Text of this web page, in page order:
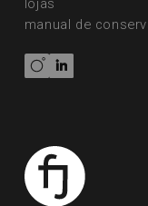
lojas
manual de